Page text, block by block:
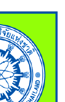
ะปราบป
ะยอง รับส
งานราช
เงินเดือน
ตั้งแต่วันที่